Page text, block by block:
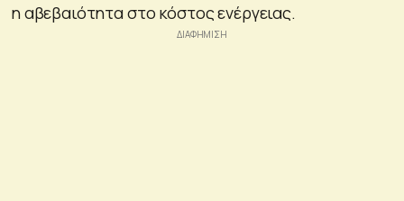
η αβεβαιότητα στο κόστος ενέργειας.